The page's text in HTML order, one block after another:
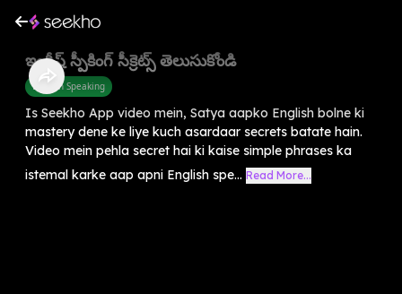
ఇంగ్లీష్ స్పీకింగ్ సీక్రెట్స్ తెలుసుకోండి
English Speaking
Is Seekho App video mein, Satya aapko English bolne ki
mastery dene ke liye kuch asardaar secrets batate hain.
Video mein pehla secret hai ki kaise simple phrases ka
istemal karke aap apni English spe... Read More...